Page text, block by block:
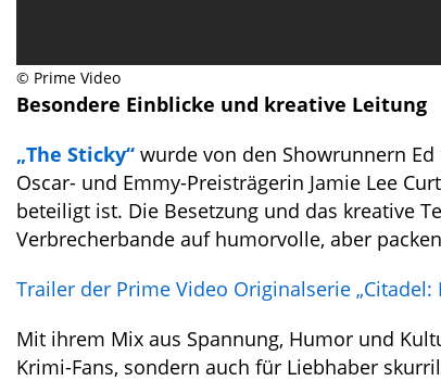
© Prime Video
Besondere Einblicke und kreative Leitung
„The Sticky“ wurde von den Showrunnern
Oscar- und Emmy-Preisträgerin Jamie Lee
beteiligt ist. Die Besetzung und das kreative
Verbrecherbande auf humorvolle, aber
Trailer der Prime Video Originalserie „Citadel:
Mit ihrem Mix aus Spannung, Humor und
Krimi-Fans, sondern auch für Liebhaber